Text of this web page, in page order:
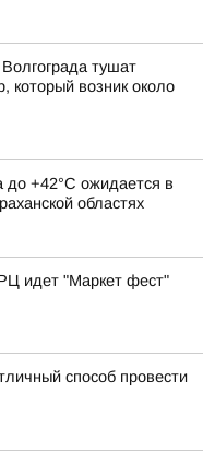
тушат
возник около
до +42°C ожидается в
областях
идет "Маркет фест"
способ провести